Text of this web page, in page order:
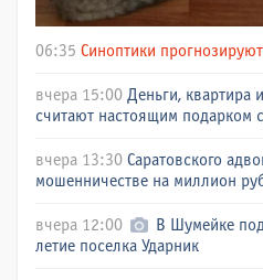
06:35 Синоптики
вчера 15:00 Деньги, квартира
считают настоящим подарком
вчера 13:30 Саратовского
мошенничестве на миллион
вчера 12:00
В Шумейке
летие поселка Ударник